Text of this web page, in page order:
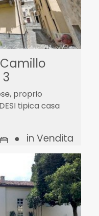
proprio
tipica casa
● in Vendita